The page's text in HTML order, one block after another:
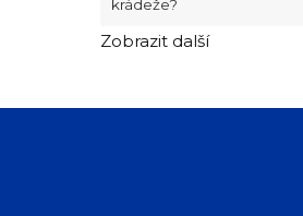
krádeže?
Zobrazit další